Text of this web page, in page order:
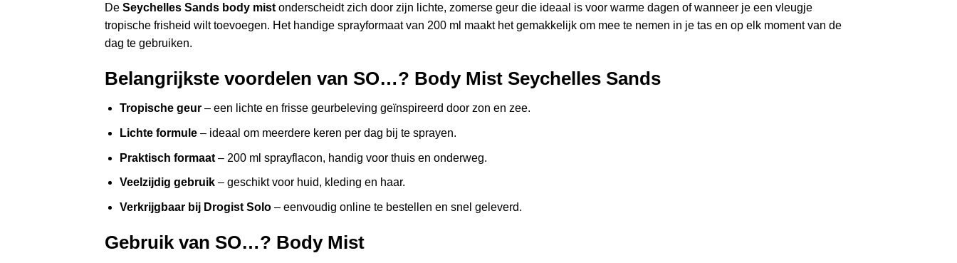
De Seychelles Sands body mist onderscheidt zich door zijn lichte, zomerse geur die ideaal is voor warme dagen of wanneer je een vleugje
tropische frisheid wilt toevoegen. Het handige sprayformaat van 200 ml maakt het gemakkelijk om mee te nemen in je tas en op elk moment van de
dag te gebruiken.
Belangrijkste voordelen van SO…? Body Mist Seychelles Sands
Tropische geur– een lichte en frisse geurbeleving geïnspireerd door zon en zee.
Lichte formule– ideaal om meerdere keren per dag bij te sprayen.
Praktisch formaat– 200 ml sprayflacon, handig voor thuis en onderweg.
Veelzijdig gebruik– geschikt voor huid, kleding en haar.
Verkrijgbaar bij Drogist Solo– eenvoudig online te bestellen en snel geleverd.
Gebruik van SO…? Body Mist